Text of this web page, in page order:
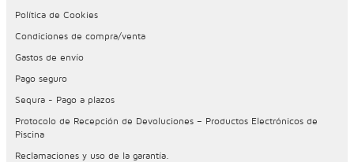
Política de Cookies
Condiciones de compra/venta
Gastos de envío
Pago seguro
Sequra - Pago a plazos
Protocolo de Recepción de Devoluciones – Productos Electrónicos de
Piscina
Reclamaciones y uso de la garantía.